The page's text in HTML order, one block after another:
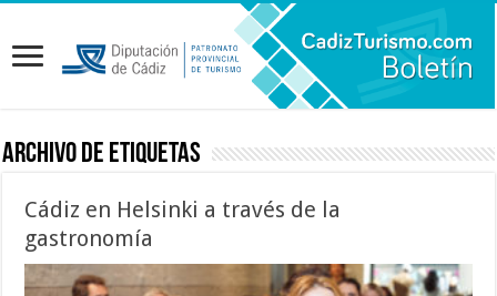
Archivo de etiquetas
Cádiz en Helsinki a través de la
gastronomía